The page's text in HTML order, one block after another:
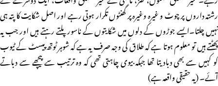
رشتہ داروں پر چوٹ و غیرہ وغیرہ پر گھنٹوں تکرار ہوتی رہے اور اصل شکایت کا پتہ ہی
نہیں چلتا۔ایسے جوڑوں کے دلوں میں شکایتوں کے ناسور پلتے رہتے ہیں اور جب یہ
پھٹتے ہیں تو معلوم ہوتا ہے کہ طلاق کی وجہ صرف یہ ہے کہ شوہر ٹوتھ پیسٹ کے ٹیوب
کو کہیں سے بھی دبادیتا تھا جبکہ بیوی چاہتی تھی کہ وہ ترتیب سے پیچھے سے دباتے
آئے۔ (یہ حقیقی واقعہ ہے)